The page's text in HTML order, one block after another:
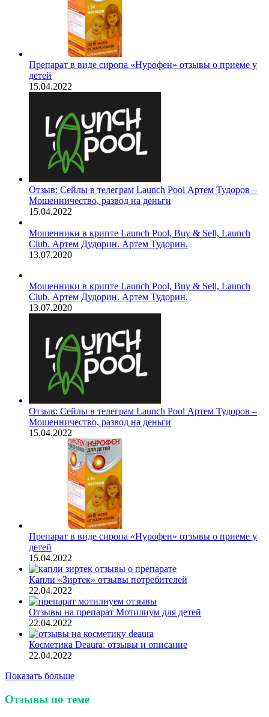
Препарат в виде сиропа «Нурофен» отзывы о приеме у
детей
15.04.2022
Отзыв: Сейлы в телеграм Launch Pool Артем Тудоров –
Мошенничество, развод на деньги
15.04.2022
Мошенники в крипте Launch Pool, Buy & Sell, Launch
Club. Артем Дудорин. Артем Тудорин.
13.07.2020
Мошенники в крипте Launch Pool, Buy & Sell, Launch
Club. Артем Дудорин. Артем Тудорин.
13.07.2020
Отзыв: Сейлы в телеграм Launch Pool Артем Тудоров –
Мошенничество, развод на деньги
15.04.2022
Препарат в виде сиропа «Нурофен» отзывы о приеме у
детей
15.04.2022
Капли «Зиртек» отзывы потребителей
22.04.2022
Отзывы на препарат Мотилиум для детей
22.04.2022
Косметика Deaura: отзывы и описание
22.04.2022
Показать больше
Отзывы по теме